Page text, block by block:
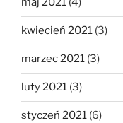
kwiecień 2021 (3)
marzec 2021 (3)
luty 2021 (3)
styczeń 2021 (6)